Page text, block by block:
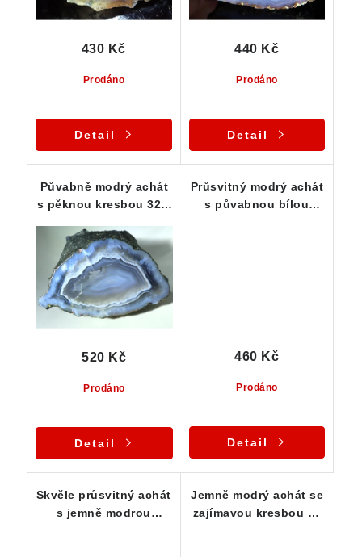
Prodáno
430 Kč
Detail
Prodáno
440 Kč
Detail
Půvabně modrý achát
s pěknou kresbou 32 x
Prodáno
520 Kč
Detail
Průsvitný modrý achát
s půvabnou bílou
Prodáno
460 Kč
Detail
Skvěle průsvitný achát
s jemně modrou
Jemně modrý achát se
zajímavou kresbou 57